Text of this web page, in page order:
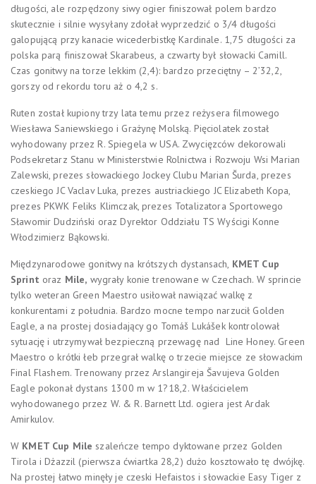
długości, ale rozpędzony siwy ogier finiszował polem bardzo
skutecznie i silnie wysyłany zdołał wyprzedzić o 3/4 długości
galopującą przy kanacie wicederbistkę Kardinale. 1,75 długości za
polska parą finiszował Skarabeus, a czwarty był słowacki Camill.
Czas gonitwy na torze lekkim (2,4): bardzo przeciętny – 2’32,2,
gorszy od rekordu toru aż o 4,2 s.
Ruten został kupiony trzy lata temu przez reżysera filmowego
Wiesława Saniewskiego i Grażynę Molską. Pięciolatek został
wyhodowany przez R. Spiegela w USA. Zwycięzców dekorowali
Podsekretarz Stanu w Ministerstwie Rolnictwa i Rozwoju Wsi Marian
Zalewski, prezes słowackiego Jockey Clubu Marian Šurda, prezes
czeskiego JC Vaclav Luka, prezes austriackiego JC Elizabeth Kopa,
prezes PKWK Feliks Klimczak, prezes Totalizatora Sportowego
Sławomir Dudziński oraz Dyrektor Oddziału TS Wyścigi Konne
Włodzimierz Bąkowski.
Międzynarodowe gonitwy na krótszych dystansach, KMET Cup
Sprint oraz Mile, wygrały konie trenowane w Czechach. W sprincie
tylko weteran Green Maestro usiłował nawiązać walkę z
konkurentami z południa. Bardzo mocne tempo narzucił Golden
Eagle, a na prostej dosiadający go Tomáš Lukášek kontrolował
sytuację i utrzymywał bezpieczną przewagę nad Line Honey. Green
Maestro o krótki łeb przegrał walkę o trzecie miejsce ze słowackim
Final Flashem. Trenowany przez Arslangireja Šavujeva Golden
Eagle pokonał dystans 1300 m w 1?18,2. Właścicielem
wyhodowanego przez W. & R. Barnett Ltd. ogiera jest Ardak
Amirkulov.
W KMET Cup Mile szaleńcze tempo dyktowane przez Golden
Tirola i Dżazzil (pierwsza ćwiartka 28,2) dużo kosztowało tę dwójkę.
Na prostej łatwo minęły je czeski Hefaistos i słowackie Easy Tiger z